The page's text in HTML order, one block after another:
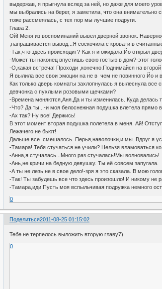
выдержав, я прыгнула вслед за ней, но даже для моего
мы выбрались на берег, я заметила, что она внимательно
тоже рассмеялась, с тех пор мы лучшие подруги.
Глава 2.
Ой! Меня из воспоминаний вывел дверной звонок.
,напрашивается вывод...Я соскочила с кровати в
-Так,что здесь происходит?-Как я и ожидала,Йо открыл
-Может ты наконец впустишь свою гостью в дом?-этот
-О,какая встреча! Проходи ,конечно.Поднимайся на
Я вылила все свои эмоции на не в чем не повинного Йо и
Как только дверь комнаты захлопнулась я вылеснула
девчонка с пухлыми розовыми щечками?
-Времена меняются,Аня.Да и ты изменилась. Куда делась
-Что? Да ты...-и моя белоснежная подушка влетела прямо
-Ах так? Ну все! Держись!
В этот момент вторая подушка полетела в меня. Ай!
Лежачего не бьют!
Дальше все смешалось. Перья,наволочки,и мы. Вдруг я
-Тамара! Тебя стучаться не учили? Нельзя вламоваться
-Анна,я стучалась...Много раз стучалась!Мы волновались!
-Ань,не кричи на бедную девушку. Ты её совсем запугала.
-А ты не лезь не в свое дело!-зря я это сказала. В мою
-Так! Ты забудешь все что здесь произошло! И никому не
-Тамара,иди.Пусть моя вспыльчивая подружка немного
0
Поделиться2011-08-25 01:15:02
Тебе не терпелось выложить вторую главу7)
0